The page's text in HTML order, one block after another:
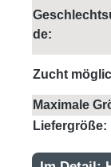
de:
Zucht
Maximale
Liefergröße: